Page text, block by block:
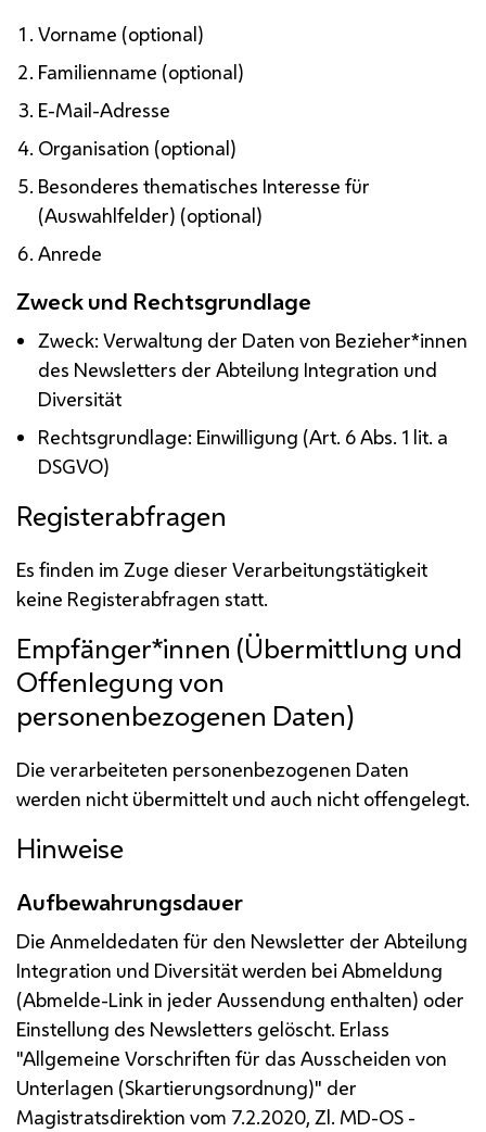
Vorname (optional)
Familienname (optional)
E-Mail-Adresse
Organisation (optional)
Besonderes thematisches Interesse für
(Auswahlfelder) (optional)
Anrede
Zweck und Rechtsgrundlage
Zweck: Verwaltung der Daten von Bezieher*innen
des Newsletters der Abteilung Integration und
Diversität
Rechtsgrundlage: Einwilligung (Art. 6Abs. 1 lit. a
DSGVO)
Registerabfragen
Es finden im Zuge dieser Verarbeitungstätigkeit
keine Registerabfragen statt.
Empfänger*innen (Übermittlung und
Offenlegung von
personenbezogenen Daten)
Die verarbeiteten personenbezogenen Daten
werden nicht übermittelt und auch nicht offengelegt.
Hinweise
Aufbewahrungsdauer
Die Anmeldedaten für den Newsletter der Abteilung
Integration und Diversität werden bei Abmeldung
(Abmelde-Link in jeder Aussendung enthalten) oder
Einstellung des Newsletters gelöscht. Erlass
"Allgemeine Vorschriften für das Ausscheiden von
Unterlagen (Skartierungsordnung)" der
Magistratsdirektion vom 7.2.2020, Zl. MD-OS -